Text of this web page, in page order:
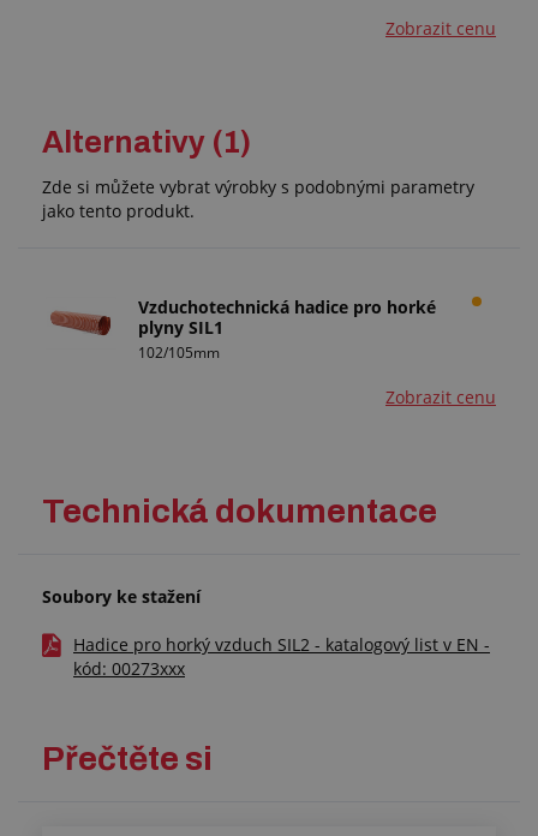
Zobrazit cenu
Alternativy (1)
Zde si můžete vybrat výrobky s podobnými parametry
jako tento produkt.
Vzduchotechnická hadice pro horké
plyny SIL1
102/105mm
Zobrazit cenu
Technická dokumentace
Soubory ke stažení
Hadice pro horký vzduch SIL2 - katalogový list v EN -
kód: 00273xxx
Přečtěte si